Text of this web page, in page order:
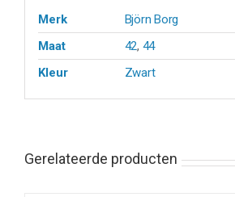
Merk
Björn Borg
Maat
42, 44
Kleur
Zwart
Gerelateerde producten